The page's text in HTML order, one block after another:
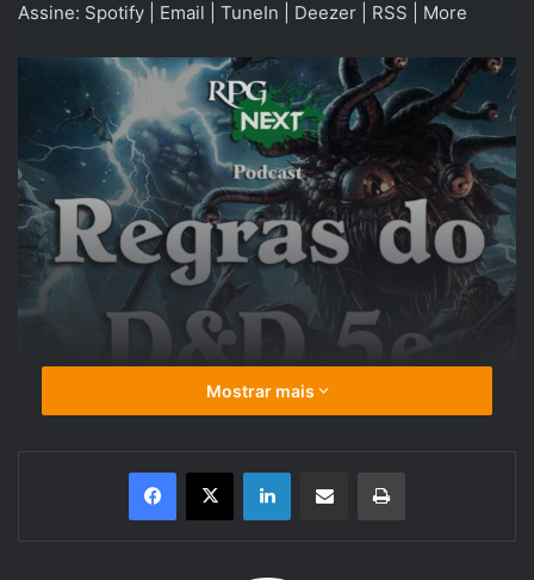
Assine: Spotify Email TuneIn Deezer RSS More
Mostrar mais
Linkedin Compartilhar via e-mail Imprimir